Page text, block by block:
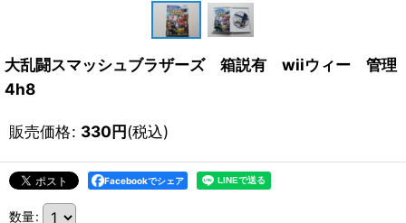
大乱闘スマッシュブラザーズ 箱説有 wiiウィー 管理
4h8
販売価格: 330円(税込)
Facebookでシェア
数量: